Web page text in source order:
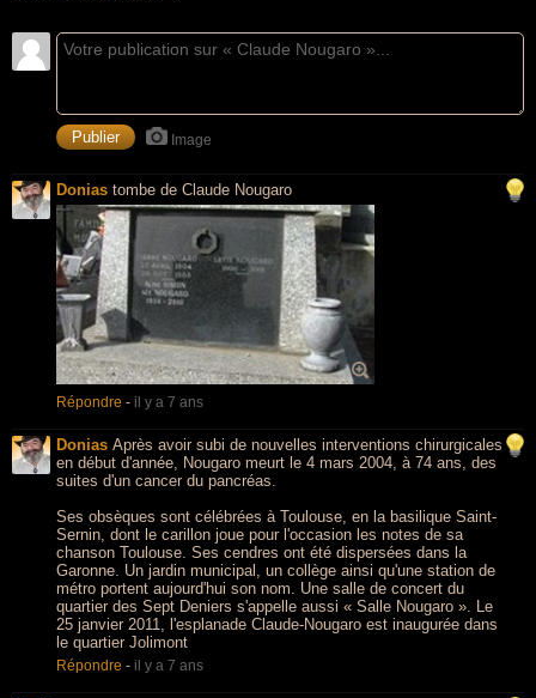
Image
Donias tombe de Claude Nougaro
Répondre - il y a 7 ans
Donias Après avoir subi de nouvelles interventions chirurgicales
en début d'année, Nougaro meurt le 4 mars 2004, à 74 ans, des
suites d'un cancer du pancréas.
Ses obsèques sont célébrées à Toulouse, en la basilique Saint-
Sernin, dont le carillon joue pour l'occasion les notes de sa
chanson Toulouse. Ses cendres ont été dispersées dans la
Garonne. Un jardin municipal, un collège ainsi qu'une station de
métro portent aujourd'hui son nom. Une salle de concert du
quartier des Sept Deniers s'appelle aussi « Salle Nougaro ». Le
25 janvier 2011, l'esplanade Claude-Nougaro est inaugurée dans
le quartier Jolimont
Répondre - il y a 7 ans